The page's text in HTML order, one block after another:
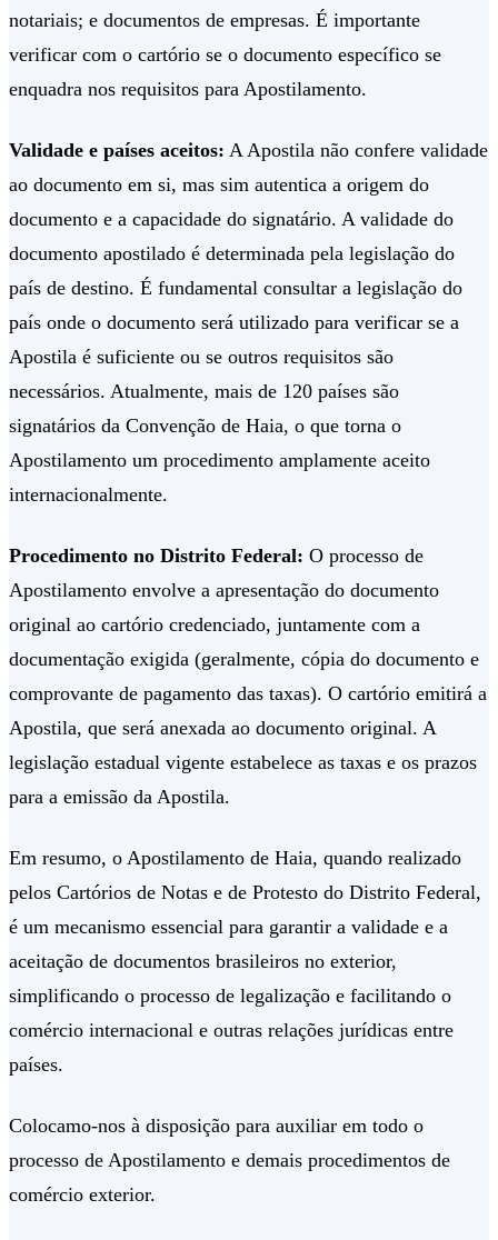
notariais; e documentos de empresas. É importante
verificar com o cartório se o documento específico se
enquadra nos requisitos para Apostilamento.
Validade e países aceitos: A Apostila não confere validade
ao documento em si, mas sim autentica a origem do
documento e a capacidade do signatário. A validade do
documento apostilado é determinada pela legislação do
país de destino. É fundamental consultar a legislação do
país onde o documento será utilizado para verificar se a
Apostila é suficiente ou se outros requisitos são
necessários. Atualmente, mais de 120 países são
signatários da Convenção de Haia, o que torna o
Apostilamento um procedimento amplamente aceito
internacionalmente.
Procedimento no Distrito Federal: O processo de
Apostilamento envolve a apresentação do documento
original ao cartório credenciado, juntamente com a
documentação exigida (geralmente, cópia do documento e
comprovante de pagamento das taxas). O cartório emitirá a
Apostila, que será anexada ao documento original. A
legislação estadual vigente estabelece as taxas e os prazos
para a emissão da Apostila.
Em resumo, o Apostilamento de Haia, quando realizado
pelos Cartórios de Notas e de Protesto do Distrito Federal,
é um mecanismo essencial para garantir a validade e a
aceitação de documentos brasileiros no exterior,
simplificando o processo de legalização e facilitando o
comércio internacional e outras relações jurídicas entre
países.
Colocamo-nos à disposição para auxiliar em todo o
processo de Apostilamento e demais procedimentos de
comércio exterior.